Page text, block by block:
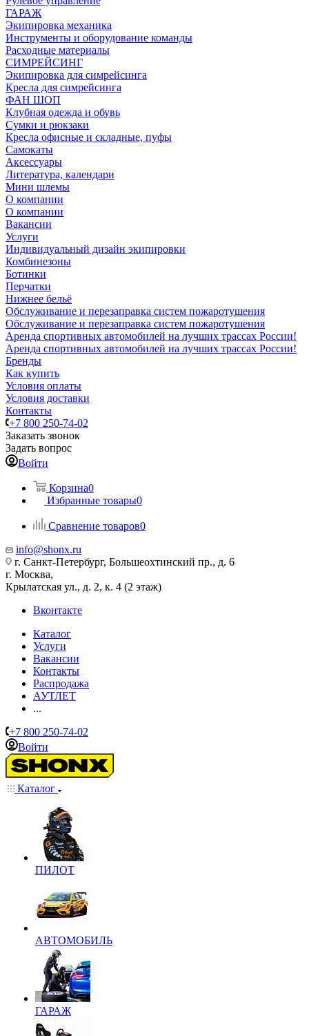
ГАРАЖ
Экипировка механика
Инструменты и оборудование команды
Расходные материалы
СИМРЕЙСИНГ
Экипировка для симрейсинга
Кресла для симрейсинга
ФАН ШОП
Клубная одежда и обувь
Сумки и рюкзаки
Кресла офисные и складные, пуфы
Самокаты
Аксессуары
Литература, календари
Мини шлемы
О компании
О компании
Вакансии
Услуги
Индивидуальный дизайн экипировки
Комбинезоны
Ботинки
Перчатки
Нижнее бельё
Обслуживание и перезаправка систем пожаротушения
Обслуживание и перезаправка систем пожаротушения
Аренда спортивных автомобилей на лучших трассах России!
Аренда спортивных автомобилей на лучших трассах России!
Бренды
Как купить
Условия оплаты
Условия доставки
Контакты
+7 800 250-74-02
Заказать звонок
Задать вопрос
Войти
Корзина0
Избранные товары0
Сравнение товаров0
info@shonx.ru
г. Санкт-Петербург, Большеохтинский пр., д. 6
г. Москва,
Крылатская ул., д. 2, к. 4 (2 этаж)
Вконтакте
Каталог
Услуги
Вакансии
Контакты
Распродажа
АУТЛЕТ
...
+7 800 250-74-02
Войти
Каталог
ПИЛОТ
АВТОМОБИЛЬ
ГАРАЖ